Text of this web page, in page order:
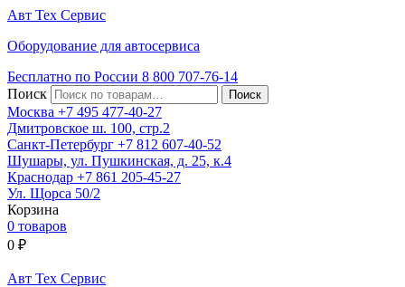
Авт Тех Сервис
Оборудование для автосервиса
Бесплатно по России 8 800 707-76-14
Поиск
Москва +7 495 477-40-27
Дмитровское ш. 100, стр.2
Санкт-Петербург +7 812 607-40-52
Шушары, ул. Пушкинская, д. 25, к.4
Краснодар +7 861 205-45-27
Ул. Щорса 50/2
Корзина
0 товаров
0 ₽
Авт Тех Сервис